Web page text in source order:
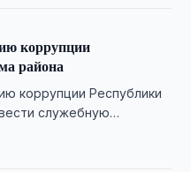
коррупции
района
коррупции Республики
служебную
норм …